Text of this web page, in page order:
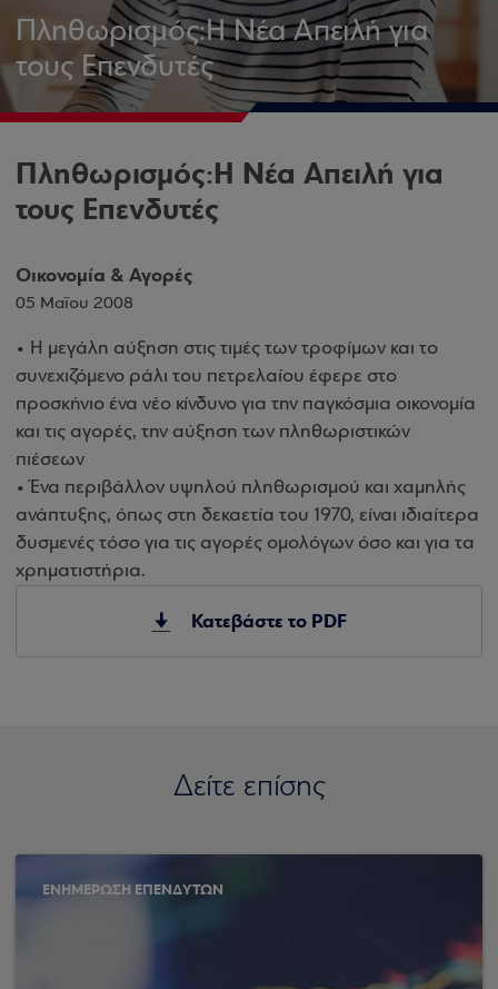
Πληθωρισμός:Η Νέα Απειλή για
τους Επενδυτές
Πληθωρισμός:Η Νέα Απειλή για
τους Επενδυτές
Οικονομία & Αγορές
05 Μαΐου 2008
• Η μεγάλη αύξηση στις τιμές των τροφίμων και το
συνεχιζόμενο ράλι του πετρελαίου έφερε στο
προσκήνιο ένα νέο κίνδυνο για την παγκόσμια οικονομία
και τις αγορές, την αύξηση των πληθωριστικών
πιέσεων
• Ένα περιβάλλον υψηλού πληθωρισμού και χαμηλής
ανάπτυξης, όπως στη δεκαετία του 1970, είναι ιδιαίτερα
δυσμενές τόσο για τις αγορές ομολόγων όσο και για τα
χρηματιστήρια.
Κατεβάστε το PDF
Δείτε επίσης
ΕΝΗΜΕΡΩΣΗ ΕΠΕΝΔΥΤΩΝ